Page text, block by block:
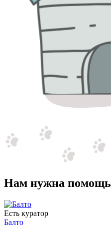
Нам нужна помощь
Есть куратор
Балто